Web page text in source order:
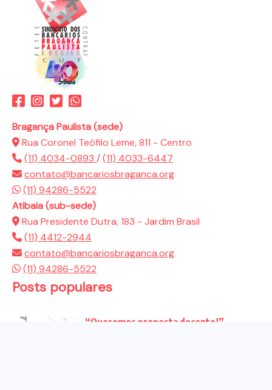
Bragança Paulista (sede)
Rua Coronel Teófilo Leme, 811 - Centro
(11) 4034-0893 /(11) 4033-6447
contato@bancariosbraganca.org
(11) 94286-5522
Atibaia (sub-sede)
Rua Presidente Dutra, 183 - Jardim Brasil
(11) 4412-2944
contato@bancariosbraganca.org
(11) 94286-5522
Posts populares
“Queremos proposta decente!”